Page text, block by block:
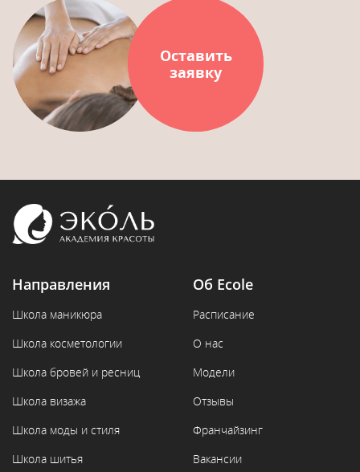
Оставить
заявку
Направления
Школа маникюра
Школа косметологии
Школа бровей и ресниц
Школа визажа
Школа моды и стиля
Школа шитья
Об Ecole
Расписание
О нас
Модели
Отзывы
Франчайзинг
Вакансии